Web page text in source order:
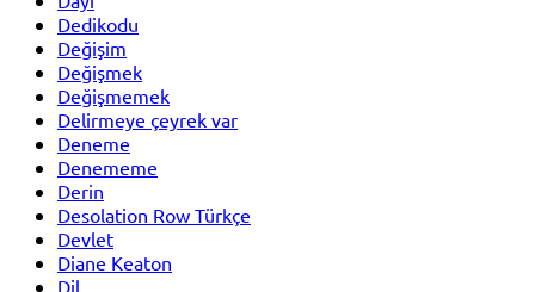
Dedikodu
Değişim
Değişmek
Değişmemek
Delirmeye çeyrek var
Deneme
Denememe
Derin
Desolation Row Türkçe
Devlet
Diane Keaton
Dil